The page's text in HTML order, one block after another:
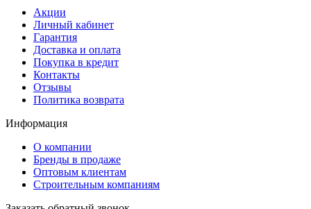
Акции
Личный кабинет
Гарантия
Доставка и оплата
Покупка в кредит
Контакты
Отзывы
Политика возврата
Информация
О компании
Бренды в продаже
Оптовым клиентам
Строительным компаниям